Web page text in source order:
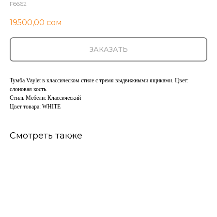
F6662
19500,00 сом
ЗАКАЗАТЬ
Тумба Vaylet в классическом стиле с тремя выдвижными ящиками. Цвет:
слоновая кость.
Стиль Мебели: Классический
Цвет товара: WHITE
Смотреть также